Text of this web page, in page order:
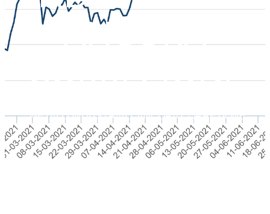
ANCORA
CORREZIONE
METALLI INDUSTRIALI: ANCORA CORREZIONE